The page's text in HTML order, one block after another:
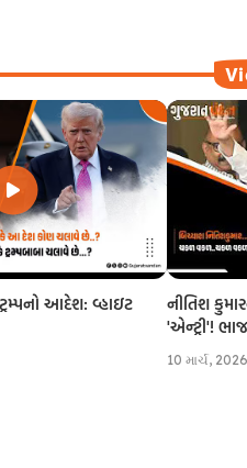
આદેશ: વ્હાઇટ
નીતિશ
'એન્ટ્રી'!
10 માર્ચ, 2026